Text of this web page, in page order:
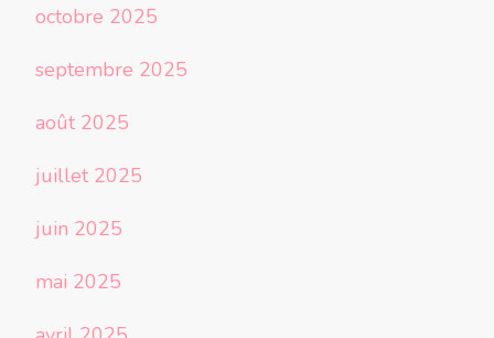
octobre 2025
septembre 2025
août 2025
juillet 2025
juin 2025
mai 2025